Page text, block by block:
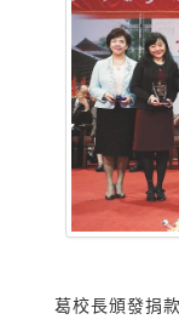
葛校長頒發捐